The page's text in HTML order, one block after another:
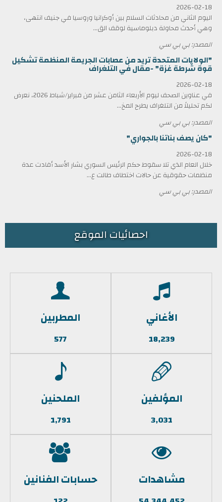
2026-02-18
اليوم الثاني من محادثات السلام بين أوكرانيا وروسيا في جنيف انتهى،
وهي أحدث محاولة دبلوماسية لوقف الق...
المصدر: بي بي سي
"الولايات المتحدة تريد من عصابات الجريمة المنظمة تشكيل
قوة شرطة غزة" -مقال في التلغراف
2026-02-18
في عناوين الصحف ليوم الأربعاء الثامن عشر من فبراير/شباط 2026، نعرض
لكم تحليلاً من التلغراف يطرح المخ...
المصدر: بي بي سي
"كان يصف بناتنا بالجواري"
2026-02-18
خلال العام الذي تلا سقوط حكم الرئيس السوري بشار الأسد أفادت عدة
منظمات حقوقية عن حالات اختطاف طالت ع...
المصدر: بي بي سي
احصائيات الموقع
الأغاني
18,239
المطربين
577
المؤلفين
3,031
الملحنين
1,791
مشاهدات حسابات الفنانين